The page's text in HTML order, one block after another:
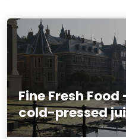
Fine Fresh
cold-pressed